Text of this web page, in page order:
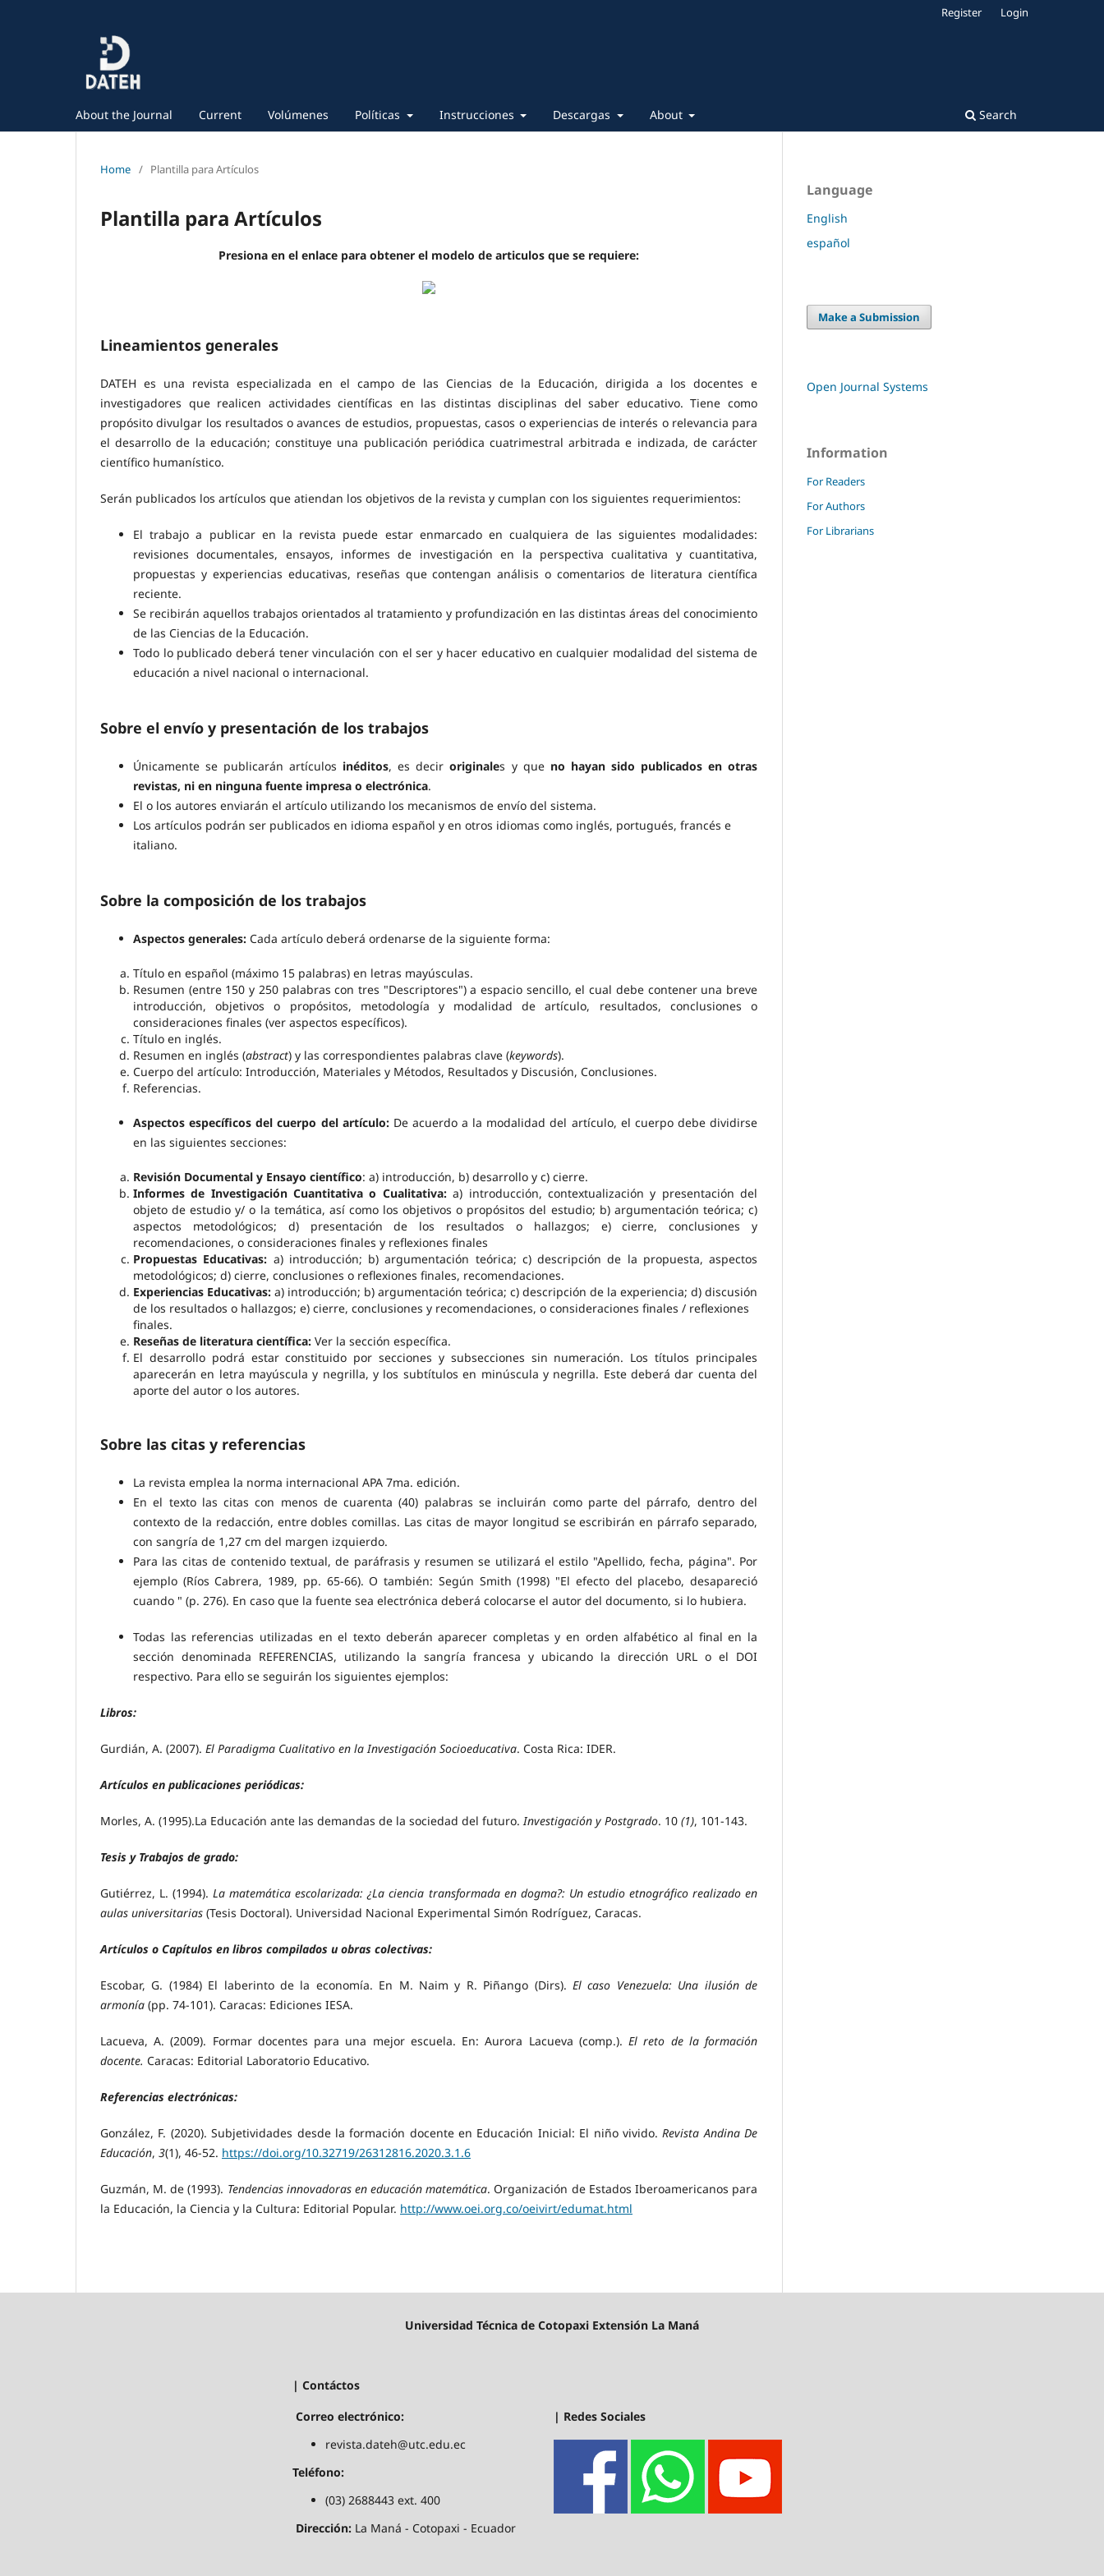
About the Journal Current Volúmenes Políticas Instrucciones Descargas About Search
Register Login
Home / Plantilla para Artículos
Plantilla para Artículos
Presiona en el enlace para obtener el modelo de articulos que se requiere:
Lineamientos generales
DATEH es una revista especializada en el campo de las Ciencias de la Educación, dirigida a los docentes e
investigadores que realicen actividades científicas en las distintas disciplinas del saber educativo. Tiene como
propósito divulgar los resultados o avances de estudios, propuestas, casos o experiencias de interés o relevancia para
el desarrollo de la educación; constituye una publicación periódica cuatrimestral arbitrada e indizada, de carácter
científico humanístico.
Serán publicados los artículos que atiendan los objetivos de la revista y cumplan con los siguientes requerimientos:
El trabajo a publicar en la revista puede estar enmarcado en cualquiera de las siguientes modalidades:
revisiones documentales, ensayos, informes de investigación en la perspectiva cualitativa y cuantitativa,
propuestas y experiencias educativas, reseñas que contengan análisis o comentarios de literatura científica
reciente.
Se recibirán aquellos trabajos orientados al tratamiento y profundización en las distintas áreas del conocimiento
de las Ciencias de la Educación.
Todo lo publicado deberá tener vinculación con el ser y hacer educativo en cualquier modalidad del sistema de
educación a nivel nacional o internacional.
Sobre el envío y presentación de los trabajos
Únicamente se publicarán artículos inéditos, es deciroriginales y que no hayan sido publicados en otras
revistas, ni en ninguna fuente impresa o electrónica.
El o los autores enviarán el artículo utilizando los mecanismos de envío del sistema.
Los artículos podrán ser publicados en idioma español y en otros idiomas como inglés, portugués, francés e
italiano.
Sobre la composición de los trabajos
Aspectos generales: Cada artículo deberá ordenarse de la siguiente forma:
Título en español (máximo 15 palabras) en letras mayúsculas.
Resumen (entre 150 y 250 palabras con tres "Descriptores") a espacio sencillo, el cual debe contener una breve
introducción, objetivos o propósitos, metodología y modalidad de artículo, resultados, conclusiones o
consideraciones finales (ver aspectos específicos).
Título en inglés.
Resumen en inglés (abstract) y las correspondientes palabras clave (keywords).
Cuerpo del artículo: Introducción, Materiales y Métodos, Resultados y Discusión, Conclusiones.
Referencias.
Aspectos específicos del cuerpo del artículo: De acuerdo a la modalidad del artículo, el cuerpo debe dividirse
en las siguientes secciones:
Revisión Documental y Ensayo científico: a) introducción, b) desarrollo y c) cierre.
Informes de Investigación Cuantitativa o Cualitativa:a) introducción, contextualización y presentación del
objeto de estudio y/ o la temática, así como los objetivos o propósitos del estudio; b) argumentación teórica; c)
aspectos metodológicos; d) presentación de los resultados o hallazgos; e) cierre, conclusiones y
recomendaciones, o consideraciones finales y reflexiones finales
Propuestas Educativas: a) introducción; b) argumentación teórica; c) descripción de la propuesta, aspectos
metodológicos; d) cierre, conclusiones o reflexiones finales, recomendaciones.
Experiencias Educativas: a) introducción; b) argumentación teórica; c) descripción de la experiencia; d) discusión
de los resultados o hallazgos; e) cierre, conclusiones y recomendaciones, o consideraciones finales / reflexiones
finales.
Reseñas de literatura científica: Ver la sección específica.
El desarrollo podrá estar constituido por secciones y subsecciones sin numeración. Los títulos principales
aparecerán en letra mayúscula y negrilla, y los subtítulos en minúscula y negrilla. Este deberá dar cuenta del
aporte del autor o los autores.
Sobre las citas y referencias
La revista emplea la norma internacional APA 7ma. edición.
En el texto las citas con menos de cuarenta (40) palabras se incluirán como parte del párrafo, dentro del
contexto de la redacción, entre dobles comillas. Las citas de mayor longitud se escribirán en párrafo separado,
con sangría de 1,27 cm del margen izquierdo.
Para las citas de contenido textual, de paráfrasis y resumen se utilizará el estilo "Apellido, fecha, página". Por
ejemplo (Ríos Cabrera, 1989, pp. 65-66). O también: Según Smith (1998) "El efecto del placebo, desapareció
cuando " (p. 276). En caso que la fuente sea electrónica deberá colocarse el autor del documento, si lo hubiera.
Todas las referencias utilizadas en el texto deberán aparecer completas y en orden alfabético al final en la
sección denominada REFERENCIAS, utilizando la sangría francesa y ubicando la dirección URL o el DOI
respectivo. Para ello se seguirán los siguientes ejemplos:
Libros:
Gurdián, A. (2007). El Paradigma Cualitativo en la Investigación Socioeducativa. Costa Rica: IDER.
Artículos en publicaciones periódicas:
Morles, A. (1995).La Educación ante las demandas de la sociedad del futuro.Investigación y Postgrado. 10 (1), 101-143.
Tesis y Trabajos de grado:
Gutiérrez, L. (1994).La matemática escolarizada: ¿La ciencia transformada en dogma?: Un estudio etnográfico realizado en
aulas universitarias (Tesis Doctoral). Universidad Nacional Experimental Simón Rodríguez, Caracas.
Artículos o Capítulos en libros compilados u obras colectivas:
Escobar, G. (1984) El laberinto de la economía. En M. Naim y R. Piñango (Dirs). El caso Venezuela: Una ilusión de
armonía (pp. 74-101). Caracas: Ediciones IESA.
Lacueva, A. (2009). Formar docentes para una mejor escuela. En: Aurora Lacueva (comp.).El reto de la formación
docente. Caracas: Editorial Laboratorio Educativo.
Referencias electrónicas:
González, F. (2020). Subjetividades desde la formación docente en Educación Inicial: El niño vivido.Revista Andina De
Educación, 3(1), 46-52. https://doi.org/10.32719/26312816.2020.3.1.6
Guzmán, M. de (1993). Tendencias innovadoras en educación matemática. Organización de Estados Iberoamericanos para
la Educación, la Ciencia y la Cultura: Editorial Popular. http://www.oei.org.co/oeivirt/edumat.html
Language
English
español
Make a Submission
Open Journal Systems
Information
For Readers
For Authors
For Librarians
Universidad Técnica de Cotopaxi Extensión La Maná
| Contáctos
Correo electrónico:
revista.dateh@utc.edu.ec
Teléfono:
(03) 2688443 ext. 400
Dirección: La Maná - Cotopaxi - Ecuador
| Redes Sociales